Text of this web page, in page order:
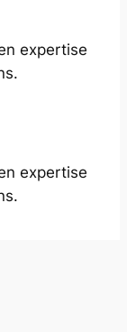
expertise
expertise